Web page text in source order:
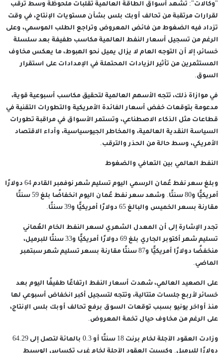
"وكالات": تشهد أسواق الطاقة العالمية تقلبات ملحوظة وسط ترقب
لقرارات مرتقبة من تحالف أوبك بلس بشأن مستويات الإنتاج، في وقت
تزداد فيه الضغوط من فائض المعروض وتراجع الطلب الموسمي، وعلى
الرغم من تسجيل أسعار النفط العالمية مكاسب طفيفة بعد سلسلة
خسائر، إلا أن التوجه العام لا يزال يميل نحو الهبوط، ما يعكس مخاوف
المستثمرين من تأثير الزيادات المحتملة في الإمدادات على استقرار
السوق.
في موازاة ذلك، تتجه الأسهم العالمية لتحقيق مكاسب أسبوعية قوية،
مدعومة بتوقعات خفض أسعار الفائدة الأمريكية والتطورات التقنية في
قطاعات مثل الذكاء الاصطناعي، وتستمر الأسواق في مراقبة تطورات
السياسة النقدية العالمية، والمخاطر الجيوسياسية، وأداء الاقتصاد
الأمريكي، وسط حالة من الحذر والترقب.
النفط العالمي بين التعافي والضغوط
وبلغ سعر نفط عُمان الرسمي اليوم تسليم شهر نوفمبر القادم 64 دولارًا
أمريكيًّا و80 سنتًا. وشهد سعر نفط عُمان اليوم انخفاضًا بلغ 59 سنتًا
مقارنة بسعر الخميس والبالغ 65 دولارًا أمريكيًّا و39 سنتًا.
تجدر الإشارة إلى أن المعدل الشهري لسعر النفط الخام العُماني
تسليم شهر أكتوبر الجاري بلغ 69 دولارًا أمريكيًّا و33 سنتًا للبرميل،
منخفضًا دولارًا أمريكيًّا و87 سنتًا مقارنة بسعر تسليم شهر سبتمبر
الماضي.
على الصعيد العالمي، شهدت أسعار النفط ارتفاعًا طفيفًا اليوم بعد
خسائر لأربع جلسات متتالية، وتتجه لتسجيل أكبر انخفاض أسبوعي لها
منذ أواخر يونيو بسبب توقعات السوق برفع تحالف أوبك بلس الإنتاج،
على الرغم من مخاوف حيال تخمة المعروض.
وزادت العقود الآجلة لخام برنت 18 سنتًا أو 0.3 بالمائة لتصل إلى 64.29
دولارًا للبرميل. وكسبت العقود الآجلة لخام غرب تكساس الوسيط